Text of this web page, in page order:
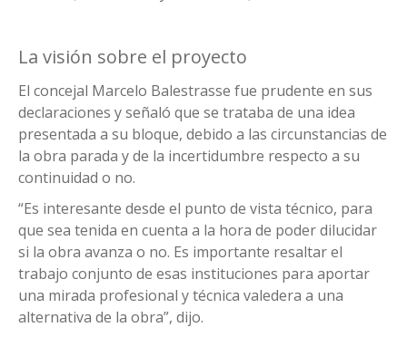
La visión sobre el proyecto
El concejal Marcelo Balestrasse fue prudente en sus
declaraciones y señaló que se trataba de una idea
presentada a su bloque, debido a las circunstancias de
la obra parada y de la incertidumbre respecto a su
continuidad o no.
“Es interesante desde el punto de vista técnico, para
que sea tenida en cuenta a la hora de poder dilucidar
si la obra avanza o no. Es importante resaltar el
trabajo conjunto de esas instituciones para aportar
una mirada profesional y técnica valedera a una
alternativa de la obra”, dijo.